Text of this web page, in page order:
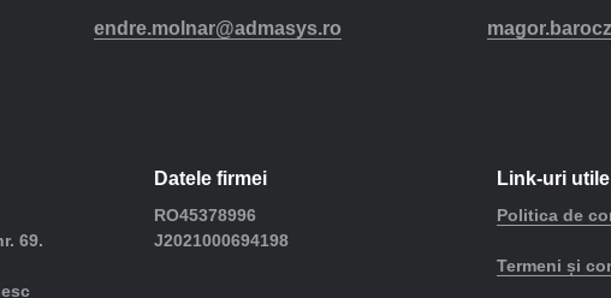
endre.molnar@admasys.ro
69.
Datele firmei
RO45378996
J2021000694198
Link-uri utile
Politica de
Termeni și